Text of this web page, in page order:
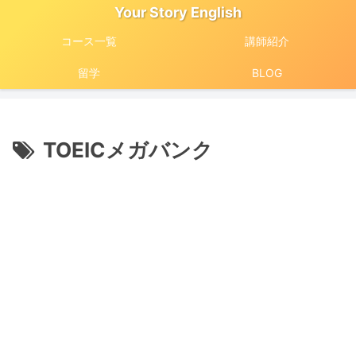
Your Story English
コース一覧 講師紹介
留学 BLOG
TOEICメガバンク